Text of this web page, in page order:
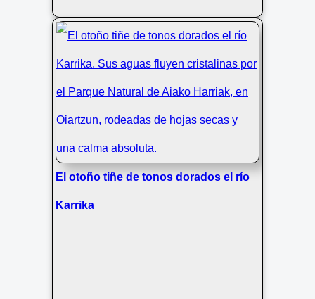
El otoño tiñe de tonos dorados el río
Karrika